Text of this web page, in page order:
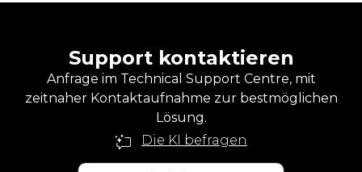
Support kontaktieren
Anfrage im Technical Support Centre, mit
zeitnaher Kontaktaufnahme zur bestmöglichen
Lösung.
Die KI befragen